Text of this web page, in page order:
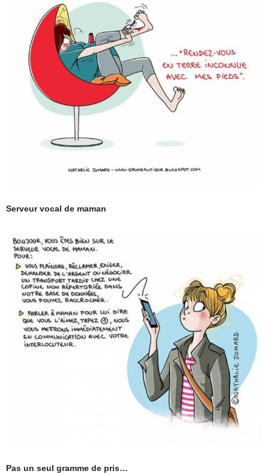
Serveur vocal de maman
Pas un seul gramme de pris…